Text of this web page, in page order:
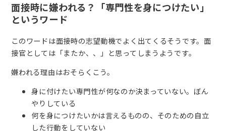
面接時に嫌われる？「専門性を身につけたい」
というワード
このワードは面接時の志望動機でよく出てくるそうです。面
接官としては「またか、、」と思ってしまうようです。
嫌われる理由はおそらくこう。
身に付けたい専門性が何なのか決まっていない。ぼん
やりしている
何を身につけたいかは言えるものの、そのための自立
した行動をしていない